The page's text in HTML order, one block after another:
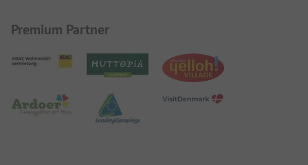
Premium Partner